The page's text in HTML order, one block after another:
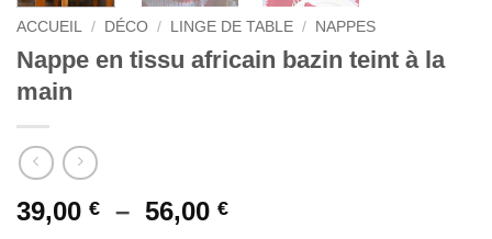
ACCUEIL / DÉCO / LINGE DE TABLE / NAPPES
Nappe en tissu africain bazin teint à la
main
39,00 € – 56,00 €Plage